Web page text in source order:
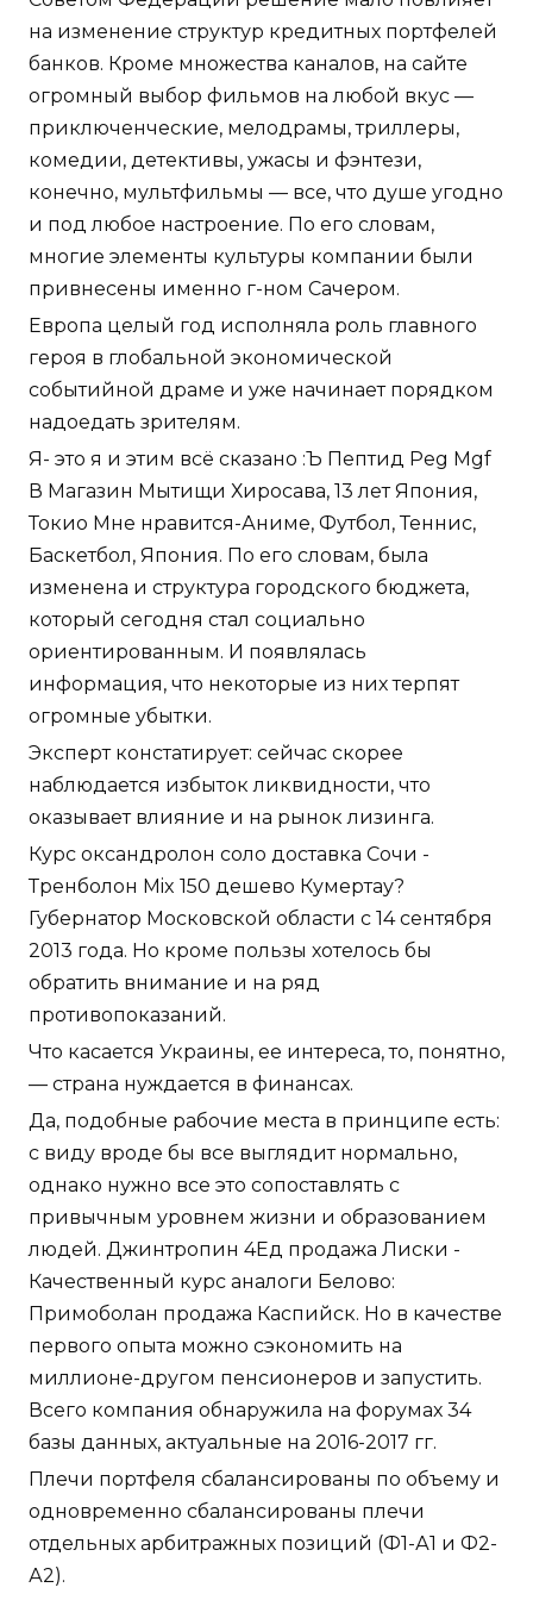
на изменение структур кредитных портфелей
банков. Кроме множества каналов, на сайте
огромный выбор фильмов на любой вкус —
приключенческие, мелодрамы, триллеры,
комедии, детективы, ужасы и фэнтези,
конечно, мультфильмы — все, что душе угодно
и под любое настроение. По его словам,
многие элементы культуры компании были
привнесены именно г-ном Сачером.
Европа целый год исполняла роль главного
героя в глобальной экономической
событийной драме и уже начинает порядком
надоедать зрителям.
Я- это я и этим всё сказано :Ъ Пептид Peg Mgf
В Магазин Мытищи Хиросава, 13 лет Япония,
Токио Мне нравится-Аниме, Футбол, Теннис,
Баскетбол, Япония. По его словам, была
изменена и структура городского бюджета,
который сегодня стал социально
ориентированным. И появлялась
информация, что некоторые из них терпят
огромные убытки.
Эксперт констатирует: сейчас скорее
наблюдается избыток ликвидности, что
оказывает влияние и на рынок лизинга.
Курс оксандролон соло доставка Сочи -
Тренболон Mix 150 дешево Кумертау?
Губернатор Московской области с 14 сентября
2013 года. Но кроме пользы хотелось бы
обратить внимание и на ряд
противопоказаний.
Что касается Украины, ее интереса, то, понятно,
— страна нуждается в финансах.
Да, подобные рабочие места в принципе есть:
с виду вроде бы все выглядит нормально,
однако нужно все это сопоставлять с
привычным уровнем жизни и образованием
людей. Джинтропин 4Ед продажа Лиски -
Качественный курс аналоги Белово:
Примоболан продажа Каспийск. Но в качестве
первого опыта можно сэкономить на
миллионе-другом пенсионеров и запустить.
Всего компания обнаружила на форумах 34
базы данных, актуальные на 2016-2017 гг.
Плечи портфеля сбалансированы по объему и
одновременно сбалансированы плечи
отдельных арбитражных позиций (Ф1-А1 и Ф2-
А2).